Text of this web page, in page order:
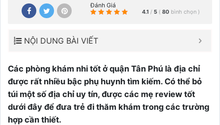
Đánh Giá
4.1 / 5 ( 80 bình chọn )
NỘI DUNG BÀI VIẾT
Các phòng khám nhi tốt ở quận Tân Phú là địa chỉ
được rất nhiều bậc phụ huynh tìm kiếm. Có thể bỏ
túi một số địa chỉ uy tín, được các mẹ review tốt
dưới đây để đưa trẻ đi thăm khám trong các trường
hợp cần thiết.